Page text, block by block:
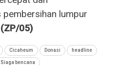
lumpur
(ZP/05)
Cicaheum Donasi headline
Siaga bencana